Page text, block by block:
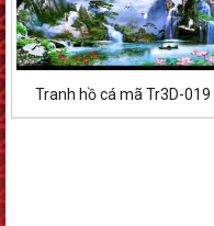
Tranh hồ cá mã Tr3D-019